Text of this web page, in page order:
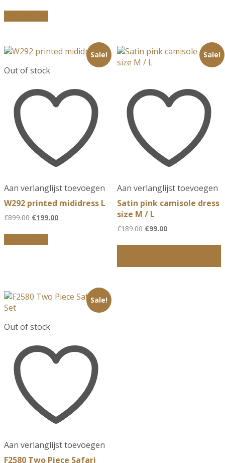
was:
€159.00.
Out of stock
Sale!
Aan verlanglijst toevoegen
W292 printed mididress L
€899.00 Oorspronkelijke
was:
€899.00.
€199.00Huidige
Sale!
Aan verlanglijst toevoegen
Satin pink camisole dress
size M / L
€189.00 Oorspronkelijke
was:
€99.00Huidige
is:
Out of stock
Sale!
Aan verlanglijst toevoegen
F2580 Two Piece Safari